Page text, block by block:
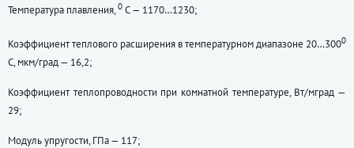
Температура плавления,0 С — 1170…1230;
Коэффициент теплового расширения в температурном диапазоне 20…3000
С, мкм/град — 16,2;
Коэффициент теплопроводности при комнатной температуре, Вт/мград —
29;
Модуль упругости, ГПа — 117;